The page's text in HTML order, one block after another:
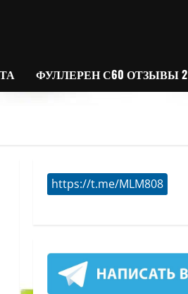
ФУЛЛЕРЕН С60 ОТЗЫВЫ 2
https://t.me/MLM808